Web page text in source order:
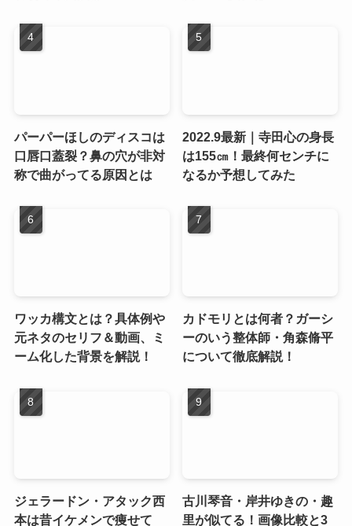
パーパーほしのディスコは
口唇口蓋裂？鼻の穴が非対
称で曲がってる原因とは
2022.9最新｜寺田心の身長
は155㎝！最終何センチに
なるか予想してみた
ワッカ構文とは？具体例や
元ネタのセリフ＆動画、ミ
ーム化した背景を解説！
カドモリとは何者？ガーシ
ーのいう整体師・角森脩平
について徹底解説！
ジェラードン・アタック西
本は昔イケメンで痩せて
古川琴音・岸井ゆきの・趣
里が似てる！画像比較と3